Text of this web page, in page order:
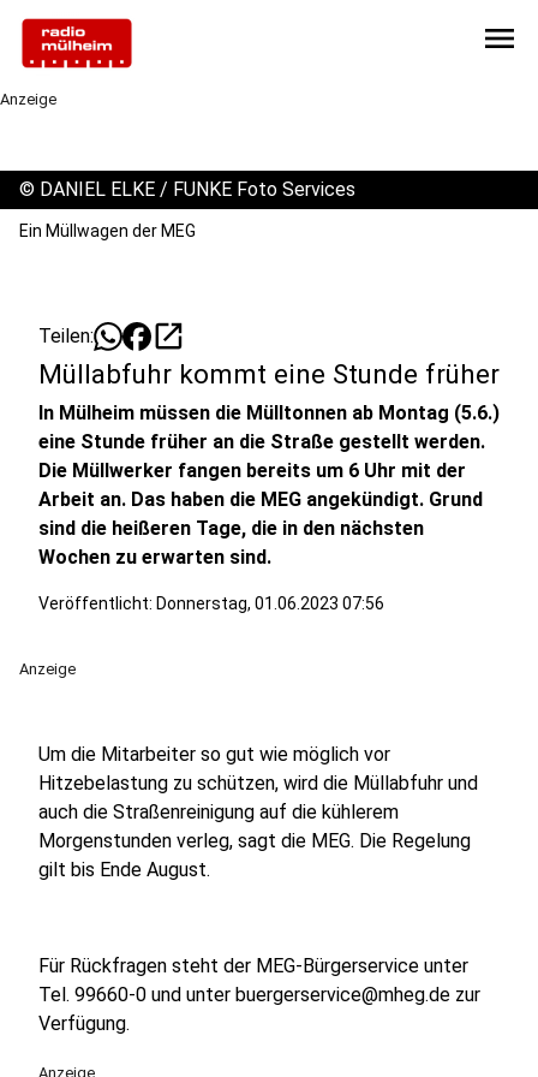
menu
Anzeige
© DANIEL ELKE / FUNKE Foto Services
Ein Müllwagen der MEG
Teilen: open_in_new
Müllabfuhr kommt eine Stunde früher
In Mülheim müssen die Mülltonnen ab Montag (5.6.)
eine Stunde früher an die Straße gestellt werden.
Die Müllwerker fangen bereits um 6 Uhr mit der
Arbeit an. Das haben die MEG angekündigt. Grund
sind die heißeren Tage, die in den nächsten
Wochen zu erwarten sind.
Veröffentlicht: Donnerstag, 01.06.2023 07:56
Anzeige
Um die Mitarbeiter so gut wie möglich vor
Hitzebelastung zu schützen, wird die Müllabfuhr und
auch die Straßenreinigung auf die kühlerem
Morgenstunden verleg, sagt die MEG. Die Regelung
gilt bis Ende August.
Für Rückfragen steht der MEG-Bürgerservice unter
Tel. 99660-0 und unter buergerservice@mheg.de zur
Verfügung.
Anzeige